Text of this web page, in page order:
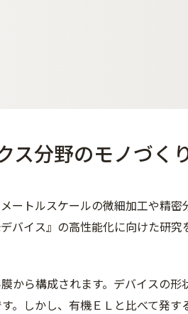
ス分野のモノづく
ートルスケールの微細加工や精
バイス』の高性能化に向けた研
ら構成されます。デバイスの形
。しかし、有機ＥＬと比べて発す